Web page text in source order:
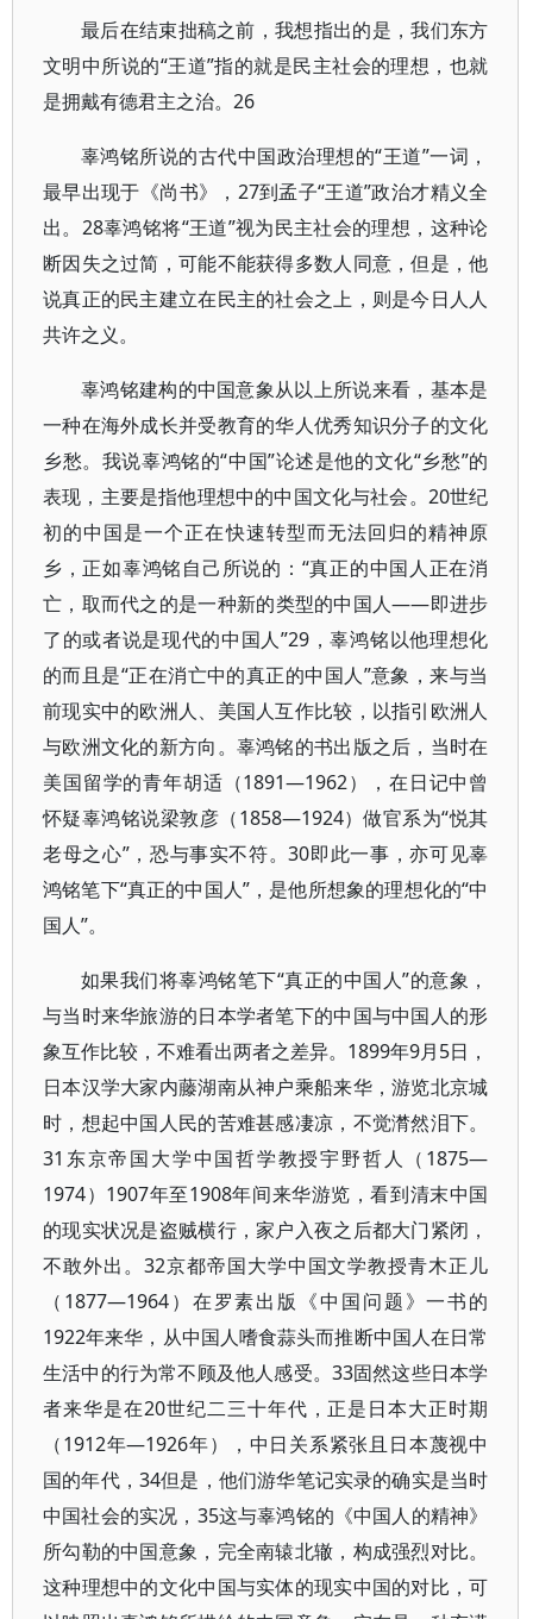
最后在结束拙稿之前，我想指出的是，我们东方
文明中所说的“王道”指的就是民主社会的理想，也就
是拥戴有德君主之治。26
辜鸿铭所说的古代中国政治理想的“王道”一词，
最早出现于《尚书》，27到孟子“王道”政治才精义全
出。28辜鸿铭将“王道”视为民主社会的理想，这种论
断因失之过简，可能不能获得多数人同意，但是，他
说真正的民主建立在民主的社会之上，则是今日人人
共许之义。
辜鸿铭建构的中国意象从以上所说来看，基本是
一种在海外成长并受教育的华人优秀知识分子的文化
乡愁。我说辜鸿铭的“中国”论述是他的文化“乡愁”的
表现，主要是指他理想中的中国文化与社会。20世纪
初的中国是一个正在快速转型而无法回归的精神原
乡，正如辜鸿铭自己所说的：“真正的中国人正在消
亡，取而代之的是一种新的类型的中国人——即进步
了的或者说是现代的中国人”29，辜鸿铭以他理想化
的而且是“正在消亡中的真正的中国人”意象，来与当
前现实中的欧洲人、美国人互作比较，以指引欧洲人
与欧洲文化的新方向。辜鸿铭的书出版之后，当时在
美国留学的青年胡适（1891—1962），在日记中曾
怀疑辜鸿铭说梁敦彦（1858—1924）做官系为“悦其
老母之心”，恐与事实不符。30即此一事，亦可见辜
鸿铭笔下“真正的中国人”，是他所想象的理想化的“中
国人”。
如果我们将辜鸿铭笔下“真正的中国人”的意象，
与当时来华旅游的日本学者笔下的中国与中国人的形
象互作比较，不难看出两者之差异。1899年9月5日，
日本汉学大家内藤湖南从神户乘船来华，游览北京城
时，想起中国人民的苦难甚感凄凉，不觉潸然泪下。
31东京帝国大学中国哲学教授宇野哲人（1875—
1974）1907年至1908年间来华游览，看到清末中国
的现实状况是盗贼横行，家户入夜之后都大门紧闭，
不敢外出。32京都帝国大学中国文学教授青木正儿
（1877—1964）在罗素出版《中国问题》一书的
1922年来华，从中国人嗜食蒜头而推断中国人在日常
生活中的行为常不顾及他人感受。33固然这些日本学
者来华是在20世纪二三十年代，正是日本大正时期
（1912年—1926年），中日关系紧张且日本蔑视中
国的年代，34但是，他们游华笔记实录的确实是当时
中国社会的实况，35这与辜鸿铭的《中国人的精神》
所勾勒的中国意象，完全南辕北辙，构成强烈对比。
这种理想中的文化中国与实体的现实中国的对比，可